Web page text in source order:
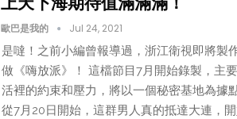
歐巴是我的 Jul 24, 2021
是噠！之前小編曾報導過，浙江衛視即將製
做《嗨放派》！ 這檔節目7月開始錄製，主
活裡的約束和壓力，將以一個秘密基地為據
從7月20日開始，這群男人真的抵達大連，